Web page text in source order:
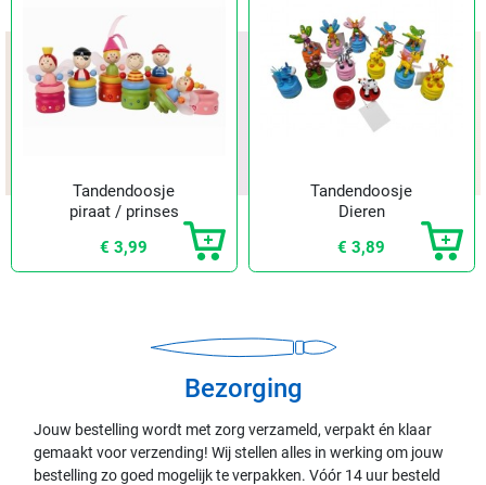
Tandendoosje
piraat / prinses
€ 3,99
Tandendoosje
Dieren
€ 3,89
Bezorging
Jouw bestelling wordt met zorg verzameld, verpakt én klaar
gemaakt voor verzending! Wij stellen alles in werking om jouw
bestelling zo goed mogelijk te verpakken. Vóór 14 uur besteld